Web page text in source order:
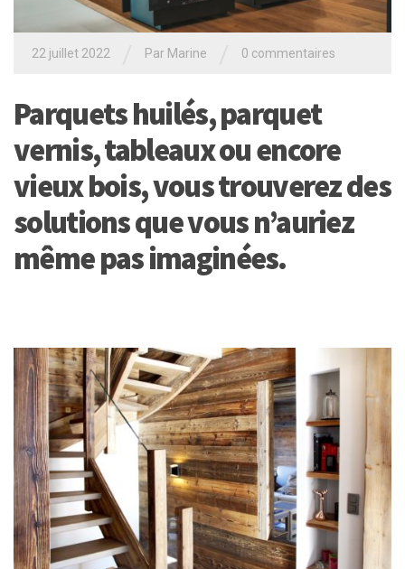
22 juillet 2022 Par Marine 0 commentaires
Parquets huilés, parquet
vernis, tableaux ou encore
vieux bois, vous trouverez des
solutions que vous n’auriez
même pas imaginées.